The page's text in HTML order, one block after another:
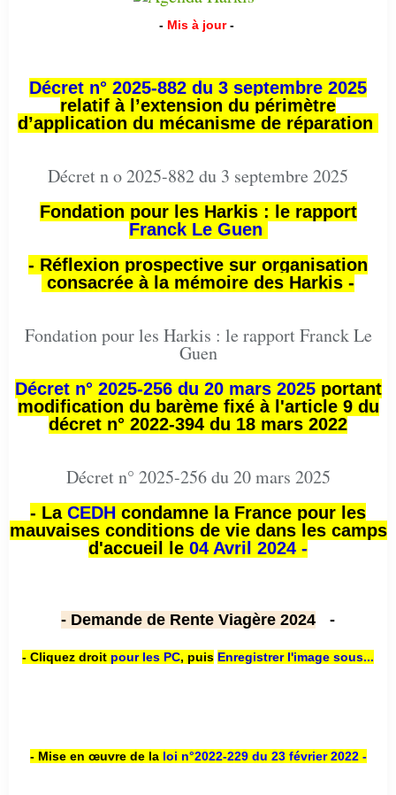
- Mis à jour -
Décret n° 2025-882 du 3 septembre 2025
relatif à l’extension du périmètre
d’application du mécanisme de réparation
Décret n o 2025-882 du 3 septembre 2025
Fondation pour les Harkis : le rapport
Franck Le Guen
- Réflexion prospective sur organisation
consacrée à la mémoire des Harkis -
Fondation pour les Harkis : le rapport Franck Le
Guen
Décret n° 2025-256 du 20 mars 2025portant
modification du barème fixé à l'article 9 du
décret n° 2022-394 du 18 mars 2022
Décret n° 2025-256 du 20 mars 2025
- La CEDH condamne la France pour les
mauvaises conditions de vie dans les camps
d'accueil le 04 Avril 2024 -
- Demande de Rente Viagère 2024 -
- Cliquez droit pour les PC, puis Enregistrer l'image sous...
- Mise en œuvre de la loi n°2022-229 du 23 février 2022 -